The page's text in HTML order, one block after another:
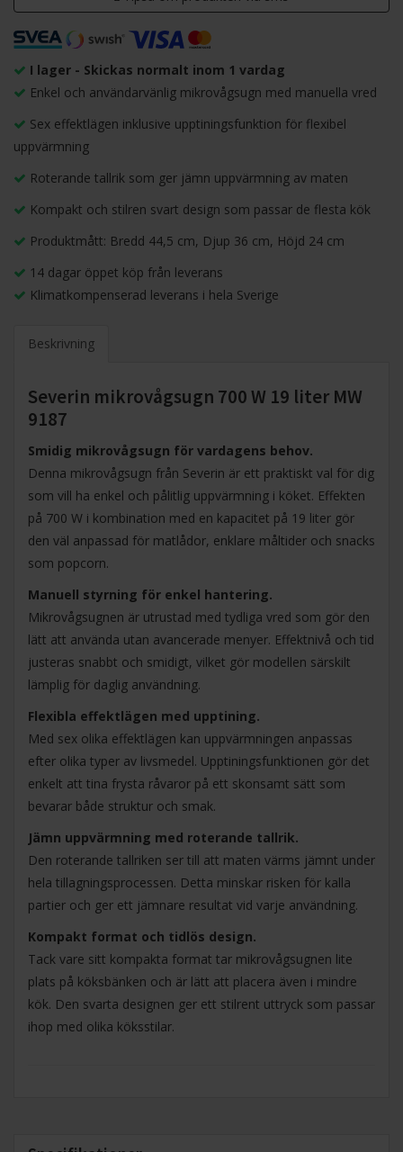
I lager - Skickas normalt inom 1 vardag
Enkel och användarvänlig mikrovågsugn med manuella vred
Sex effektlägen inklusive upptiningsfunktion för flexibel
uppvärmning
Roterande tallrik som ger jämn uppvärmning av maten
Kompakt och stilren svart design som passar de flesta kök
Produktmått: Bredd 44,5 cm, Djup 36 cm, Höjd 24 cm
14 dagar öppet köp från leverans
Klimatkompenserad leverans i hela Sverige
Beskrivning
Severin mikrovågsugn 700 W 19 liter MW
9187
Smidig mikrovågsugn för vardagens behov.
Denna mikrovågsugn från Severin är ett praktiskt val för dig
som vill ha enkel och pålitlig uppvärmning i köket. Effekten
på 700 W i kombination med en kapacitet på 19 liter gör
den väl anpassad för matlådor, enklare måltider och snacks
som popcorn.
Manuell styrning för enkel hantering.
Mikrovågsugnen är utrustad med tydliga vred som gör den
lätt att använda utan avancerade menyer. Effektnivå och tid
justeras snabbt och smidigt, vilket gör modellen särskilt
lämplig för daglig användning.
Flexibla effektlägen med upptining.
Med sex olika effektlägen kan uppvärmningen anpassas
efter olika typer av livsmedel. Upptiningsfunktionen gör det
enkelt att tina frysta råvaror på ett skonsamt sätt som
bevarar både struktur och smak.
Jämn uppvärmning med roterande tallrik.
Den roterande tallriken ser till att maten värms jämnt under
hela tillagningsprocessen. Detta minskar risken för kalla
partier och ger ett jämnare resultat vid varje användning.
Kompakt format och tidlös design.
Tack vare sitt kompakta format tar mikrovågsugnen lite
plats på köksbänken och är lätt att placera även i mindre
kök. Den svarta designen ger ett stilrent uttryck som passar
ihop med olika köksstilar.